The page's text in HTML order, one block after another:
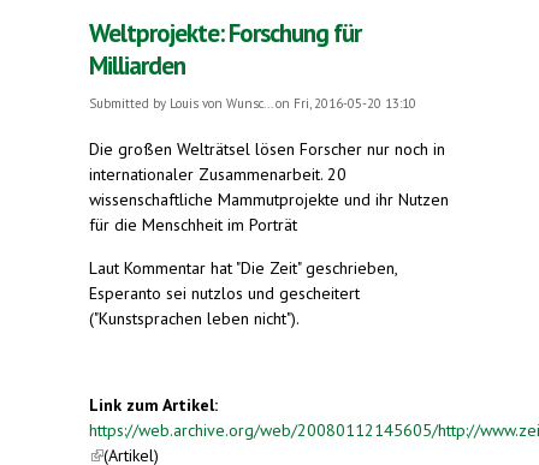
Weltprojekte: Forschung für
Milliarden
Submitted by Louis von Wunsc...on Fri, 2016-05-20 13:10
Die großen Welträtsel lösen Forscher nur noch in
internationaler Zusammenarbeit. 20
wissenschaftliche Mammutprojekte und ihr Nutzen
für die Menschheit im Porträt
Laut Kommentar hat "Die Zeit" geschrieben,
Esperanto sei nutzlos und gescheitert
("Kunstsprachen leben nicht").
Link zum Artikel:
https://web.archive.org/web/20080112145605/http://
(link is external)
(Artikel)